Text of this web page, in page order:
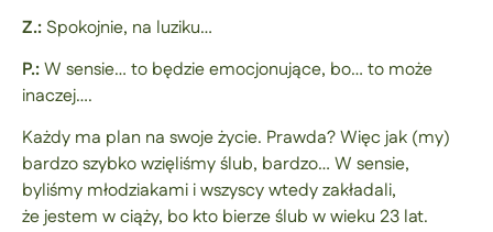
Z.: Spokojnie, na luziku…
P.:W sensie… to będzie emocjonujące, bo… to może
inaczej….
Każdy ma plan na swoje życie. Prawda? Więc jak (my)
bardzo szybko wzięliśmy ślub, bardzo… W sensie,
byliśmy młodziakami i wszyscy wtedy zakładali,
że jestem w ciąży, bo kto bierze ślub w wieku 23 lat.